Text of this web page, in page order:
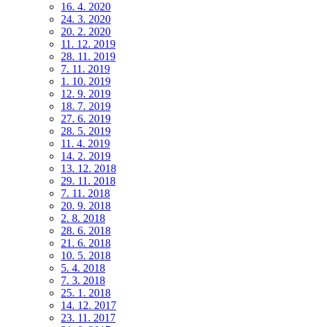
16. 4. 2020
24. 3. 2020
20. 2. 2020
11. 12. 2019
28. 11. 2019
7. 11. 2019
1. 10. 2019
12. 9. 2019
18. 7. 2019
27. 6. 2019
28. 5. 2019
11. 4. 2019
14. 2. 2019
13. 12. 2018
29. 11. 2018
7. 11. 2018
20. 9. 2018
2. 8. 2018
28. 6. 2018
21. 6. 2018
10. 5. 2018
5. 4. 2018
7. 3. 2018
25. 1. 2018
14. 12. 2017
23. 11. 2017